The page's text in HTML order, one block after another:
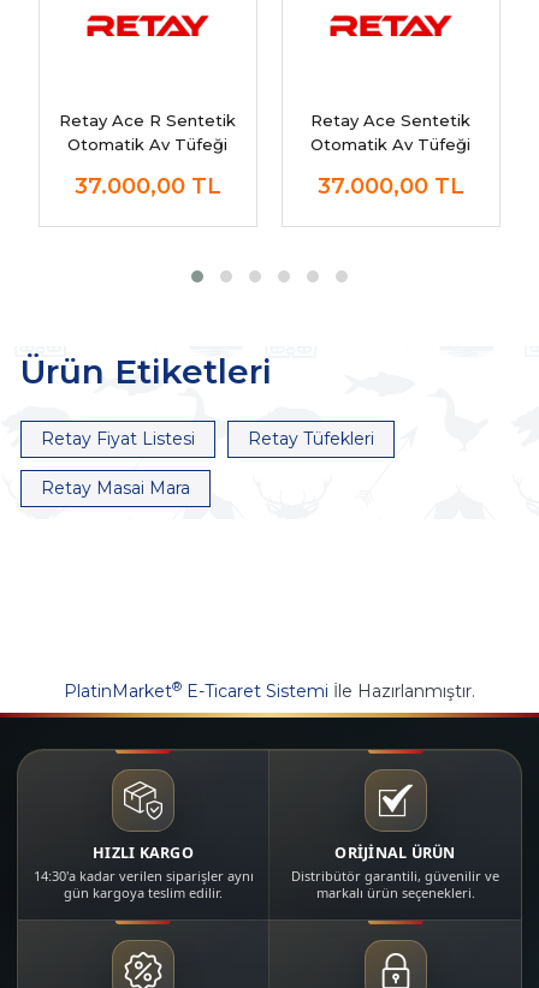
Retay Ace R Sentetik
Otomatik Av Tüfeği
37.000,00 TL
Retay Ace Sentetik
Otomatik Av Tüfeği
37.000,00 TL
Ürün Etiketleri
Retay Fiyat Listesi Retay Tüfekleri
Retay Masai Mara
PlatinMarket® E-Ticaret Sistemi İle Hazırlanmıştır.
HIZLI KARGO
14:30'a kadar verilen siparişler aynı
gün kargoya teslim edilir.
ORİJİNAL ÜRÜN
Distribütör garantili, güvenilir ve
markalı ürün seçenekleri.